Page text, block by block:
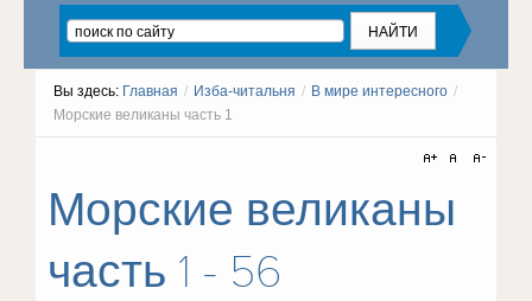
Вы здесь: Главная / Изба-читальня / В мире интересного /
Морские великаны часть 1
Морские великаны
часть 1 - 56